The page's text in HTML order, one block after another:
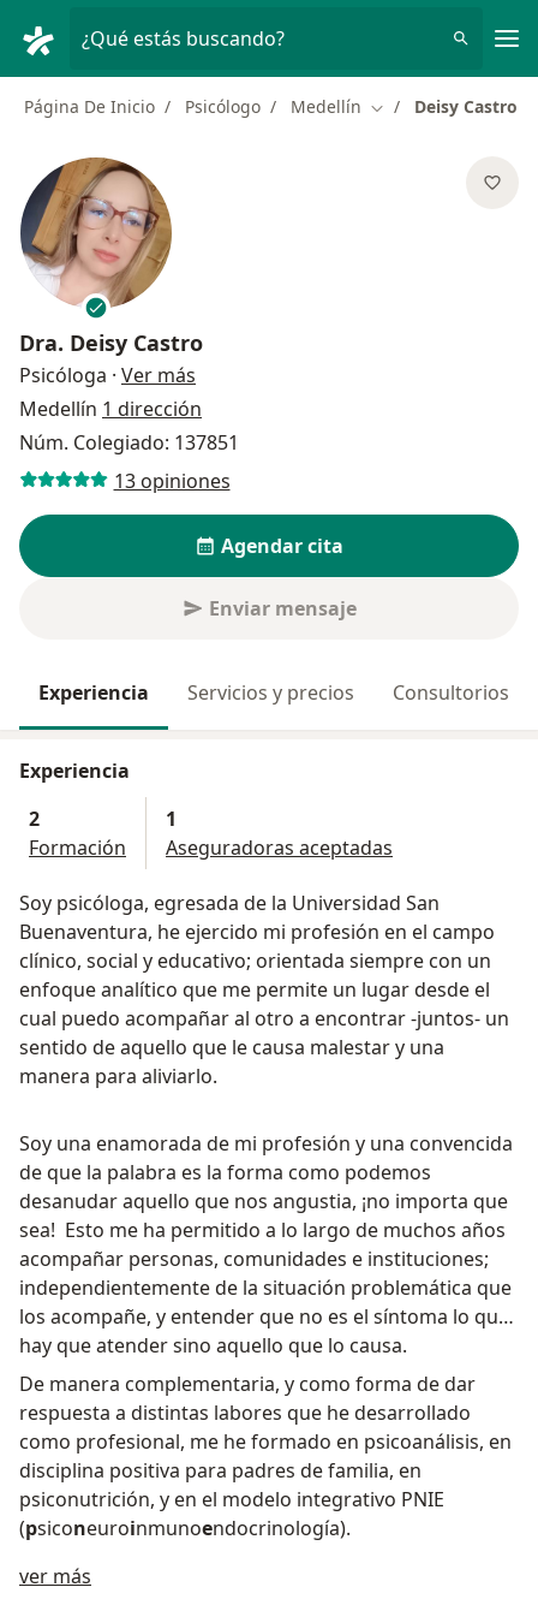
¿Qué estás buscando?
Página De Inicio Psicólogo Medellín Cambiar de ciudad
Deisy Castro
Dra. Deisy Castro
Psicóloga · Ver más
Medellín 1 dirección
Núm. Colegiado: 137851
13 opiniones
Agendar cita
Enviar mensaje
Experiencia Servicios y precios Consultorios
Experiencia
2
Formación
1
Aseguradoras aceptadas
Soy psicóloga, egresada de la Universidad San
Buenaventura, he ejercido mi profesión en el campo
clínico, social y educativo; orientada siempre con un
enfoque analítico que me permite un lugar desde el
cual puedo acompañar al otro a encontrar -juntos- un
sentido de aquello que le causa malestar y una
manera para aliviarlo.
Soy una enamorada de mi profesión y una convencida
de que la palabra es la forma como podemos
desanudar aquello que nos angustia, ¡no importa que
sea! Esto me ha permitido a lo largo de muchos años
acompañar personas, comunidades e instituciones;
independientemente de la situación problemática que
los acompañe, y entender que no es el síntoma lo que
hay que atender sino aquello que lo causa.
De manera complementaria, y como forma de dar
respuesta a distintas labores que he desarrollado
como profesional, me he formado en psicoanálisis, en
disciplina positiva para padres de familia, en
psiconutrición, y en el modelo integrativo PNIE
(psiconeuroinmunoendocrinología).
ver más